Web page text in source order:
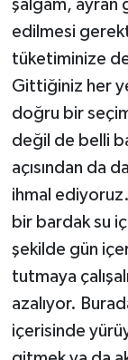
şalgam, ayran
edilmesi
tüketiminize
Gittiğiniz her
doğru bir
değil de belli
açısından da
ihmal
bir bardak su
şekilde gün
tutmaya
azalıyor.
içerisinde